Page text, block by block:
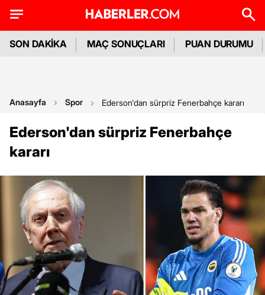
SON DAKİKA MAÇ SONUÇLARI PUAN DURUMU
Anasayfa Spor Ederson'dan sürpriz Fenerbahçe kararı
Ederson'dan sürpriz Fenerbahçe
kararı